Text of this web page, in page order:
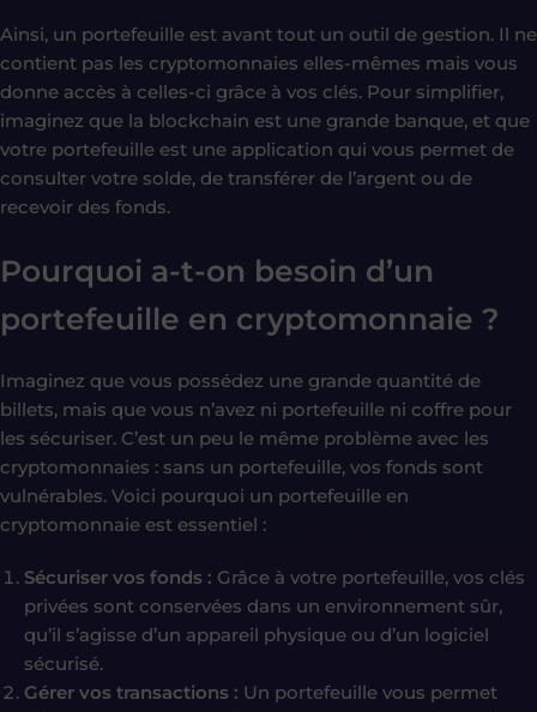
Ainsi, un portefeuille est avant tout un outil de gestion. Il ne
contient pas les cryptomonnaies elles-mêmes mais vous
donne accès à celles-ci grâce à vos clés. Pour simplifier,
imaginez que la blockchain est une grande banque, et que
votre portefeuille est une application qui vous permet de
consulter votre solde, de transférer de l’argent ou de
recevoir des fonds.
Pourquoi a-t-on besoin d’un
portefeuille en cryptomonnaie ?
Imaginez que vous possédez une grande quantité de
billets, mais que vous n’avez ni portefeuille ni coffre pour
les sécuriser. C’est un peu le même problème avec les
cryptomonnaies : sans un portefeuille, vos fonds sont
vulnérables. Voici pourquoi un portefeuille en
cryptomonnaie est essentiel :
Sécuriser vos fonds : Grâce à votre portefeuille, vos clés
privées sont conservées dans un environnement sûr,
qu’il s’agisse d’un appareil physique ou d’un logiciel
sécurisé.
Gérer vos transactions : Un portefeuille vous permet